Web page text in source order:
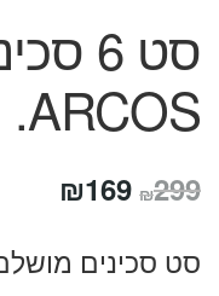
סט 6
ARCOS.
₪299 המחיר
היה:
₪169
הוא: סט סכינים